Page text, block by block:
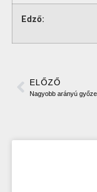
Edző:
ELŐZŐ